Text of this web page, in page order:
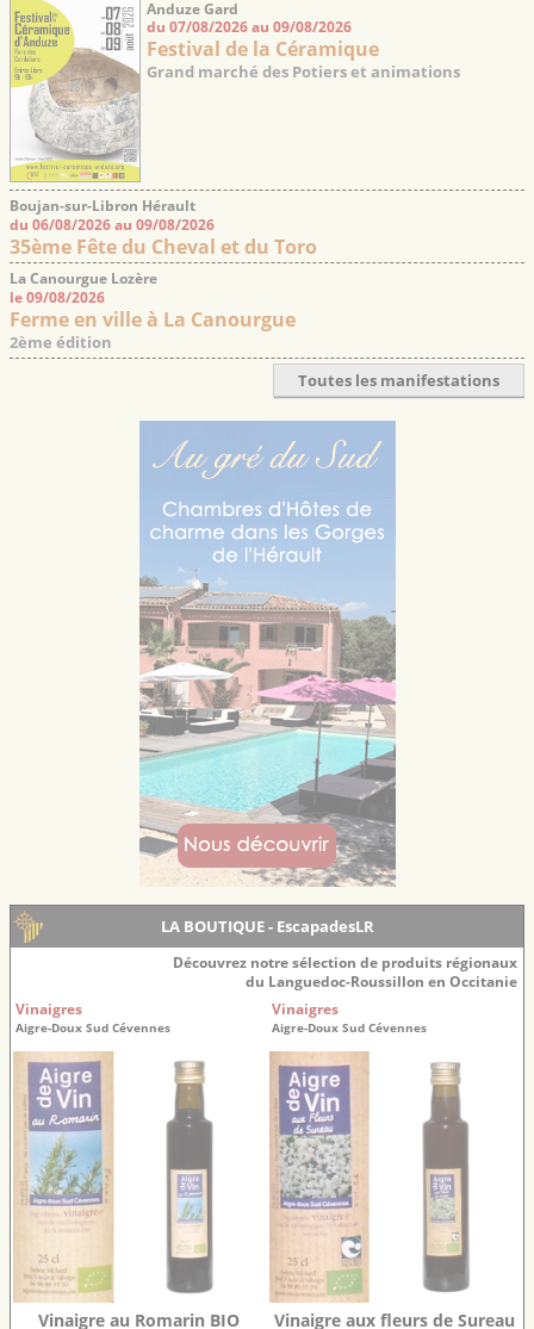
Anduze Gard
du 07/08/2026 au 09/08/2026
Festival de la Céramique
Grand marché des Potiers et animations
Boujan-sur-Libron Hérault
du 06/08/2026 au 09/08/2026
35ème Fête du Cheval et du Toro
La Canourgue Lozère
le 09/08/2026
Ferme en ville à La Canourgue
2ème édition
Toutes les manifestations
LA BOUTIQUE - EscapadesLR
Découvrez notre sélection de produits régionaux
du Languedoc-Roussillon en Occitanie
Vinaigres
Aigre-Doux Sud Cévennes
Vinaigre au Romarin BIO
Vinaigres
Aigre-Doux Sud Cévennes
Vinaigre aux fleurs de Sureau